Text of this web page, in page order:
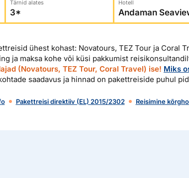
Tärnid alates Hotell
ühest kohast: Novatours, TEZ Tour ja Coral
ja maksa kohe või küsi pakkumist
(Novatours, TEZ Tour, Coral Travel) ise! Miks
saadavus ja hinnad on pakettreiside puhul
Pakettreisi direktiiv (EL) 2015/2302 Reisimine